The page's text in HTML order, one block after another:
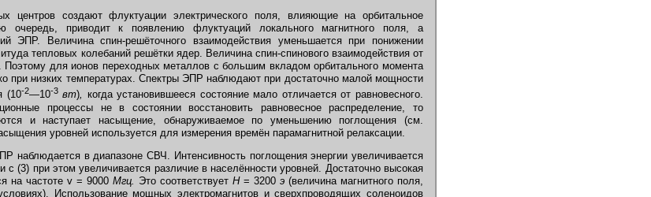
центров создают флуктуации электрического поля, влияющие на орбитальное
очередь, приводит к появлению флуктуаций локального магнитного поля, а
ЭПР. Величина спин-решёточного взаимодействия уменьшается при понижении
тепловых колебаний решётки ядер. Величина спин-спинового взаимодействия от
Поэтому для ионов переходных металлов с большим вкладом орбитального момента
при низких температурах. Спектры ЭПР наблюдают при достаточно малой мощности
(10-2—10-3 вт), когда установившееся состояние мало отличается от равновесного.
процессы не в состоянии восстановить равновесное распределение, то
и наступает насыщение, обнаруживаемое по уменьшению поглощения (см.
уровней используется для измерения времён парамагнитной релаксации.
наблюдается в диапазоне СВЧ. Интенсивность поглощения энергии увеличивается
с (3) при этом увеличивается различие в населённости уровней. Достаточно высокая
на частоте v = 9000 Мгц. Это соответствует Н= 3200 э (величина магнитного поля,
Использование мощных электромагнитов и сверхпроводящих соленоидов